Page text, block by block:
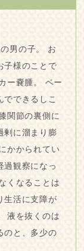
男の子。 お
子様のことで
ー嚢腫。 ベー
でできるしこ
関節の裏側に
剰に溜まり膨
かかられてい
過観察になっ
くなることは
生活に支障が
液を抜くのは
のと、多少の